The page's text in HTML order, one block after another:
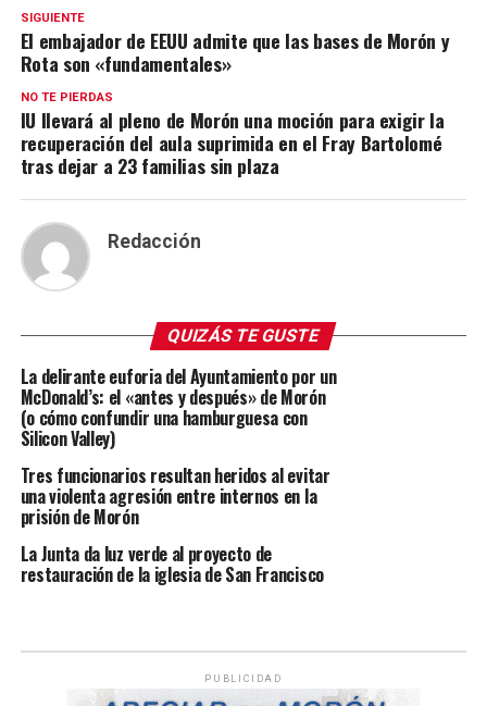
SIGUIENTE
El embajador de EEUU admite que las bases de Morón y
Rota son «fundamentales»
NO TE PIERDAS
IU llevará al pleno de Morón una moción para exigir la
recuperación del aula suprimida en el Fray Bartolomé
tras dejar a 23 familias sin plaza
Redacción
QUIZÁS TE GUSTE
La delirante euforia del Ayuntamiento por un
McDonald’s: el «antes y después» de Morón
(o cómo confundir una hamburguesa con
Silicon Valley)
Tres funcionarios resultan heridos al evitar
una violenta agresión entre internos en la
prisión de Morón
La Junta da luz verde al proyecto de
restauración de la iglesia de San Francisco
PUBLICIDAD